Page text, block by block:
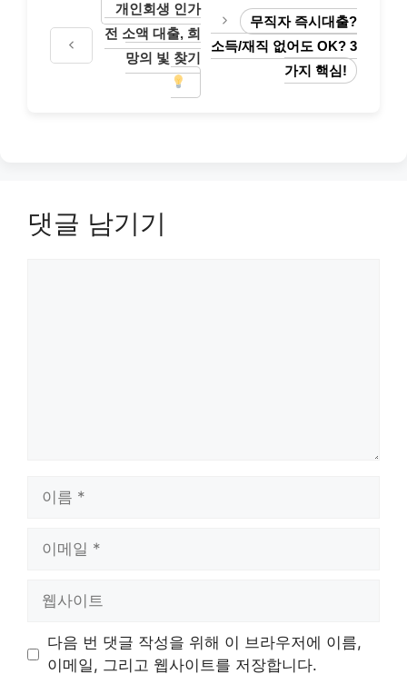
개인회생 인가
전 소액 대출, 희
망의 빛 찾기
무직자 즉시대출?
소득/재직 없어도 OK? 3
가지 핵심!
댓글 남기기
트
다음 번 댓글 작성을 위해 이 브라우저에 이름,
이메일, 그리고 웹사이트를 저장합니다.